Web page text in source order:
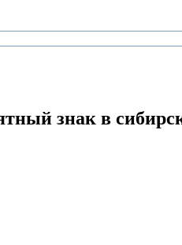
знак в